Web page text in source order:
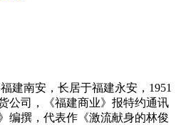
建南安，长居于福建永安，1951
公司，《福建商业》报特约通讯
编撰，代表作《激流献身的林俊